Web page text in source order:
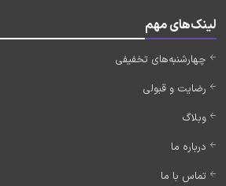
لینک‌های مهم
چهارشنبه‌های تخفیفی
رضایت و قبولی
وبلاگ
درباره ما
تماس با ما